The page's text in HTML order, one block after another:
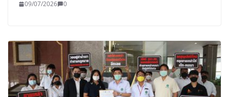
09/07/2026 0